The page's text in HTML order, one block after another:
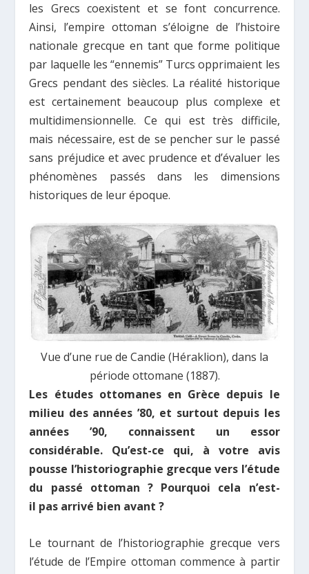
les Grecs coexistent et se font concurrence.
Ainsi, l’empire ottoman s’éloigne de l’histoire
nationale grecque en tant que forme politique
par laquelle les “ennemis” Turcs opprimaient les
Grecs pendant des siècles. La réalité historique
est certainement beaucoup plus complexe et
multidimensionnelle. Ce qui est très difficile,
mais nécessaire, est de se pencher sur le passé
sans préjudice et avec prudence et d’évaluer les
phénomènes passés dans les dimensions
historiques de leur époque.
Vue d’une rue de Candie (Héraklion), dans la
période ottomane (1887).
Les études ottomanes en Grèce depuis le
milieu des années ’80, et surtout depuis les
années ’90, connaissent un essor
considérable. Qu’est-ce qui, à votre avis
pousse l’historiographie grecque vers l’étude
du passé ottoman ? Pourquoi cela n’est-
il pas arrivé bien avant ?
Le tournant de l’historiographie grecque vers
l’étude de l’Empire ottoman commence à partir